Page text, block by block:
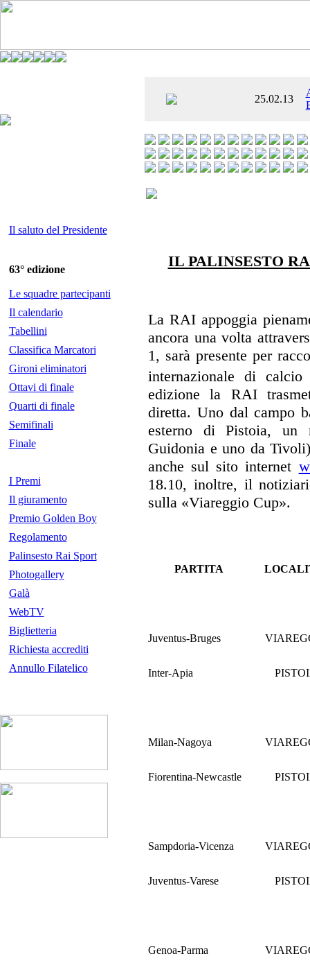
25.02.13
Il saluto del Presidente
63° edizione
Le squadre partecipanti
Il calendario
Tabellini
Classifica Marcatori
Gironi eliminatori
Ottavi di finale
Quarti di finale
Semifinali
Finale
I Premi
Il giuramento
Premio Golden Boy
Regolamento
Palinsesto Rai Sport
Photogallery
Galà
WebTV
Biglietteria
Richiesta accrediti
Annullo Filatelico
IL PALINSESTO
La RAI appoggia
ancora una volta
1, sarà presente per
internazionale di
edizione la RAI
diretta. Uno dal campo
esterno di Pistoia, un
Guidonia e uno da
anche sul sito internet
18.10, inoltre, il
sulla «Viareggio Cup».
PARTITA
Juventus-Bruges
Inter-Apia
Milan-Nagoya
Fiorentina-Newcastle
Sampdoria-Vicenza
Juventus-Varese
Genoa-Parma